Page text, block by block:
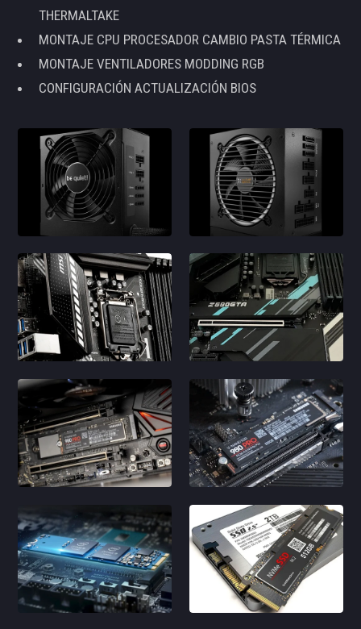
THERMALTAKE
MONTAJE CPU PROCESADOR CAMBIO PASTA TÉRMICA
MONTAJE VENTILADORES MODDING RGB
CONFIGURACIÓN ACTUALIZACIÓN BIOS